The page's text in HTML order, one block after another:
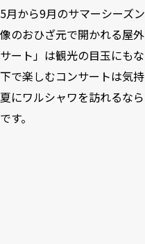
5月から9月のサマーシーズ
像のおひざ元で開かれる屋
サート」は観光の目玉にも
下で楽しむコンサートは気
夏にワルシャワを訪れるな
です。